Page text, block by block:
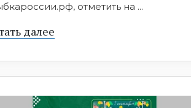
отметить на ...
далее